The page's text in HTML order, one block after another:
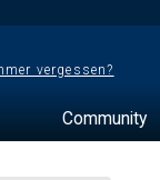
vergessen?
Community